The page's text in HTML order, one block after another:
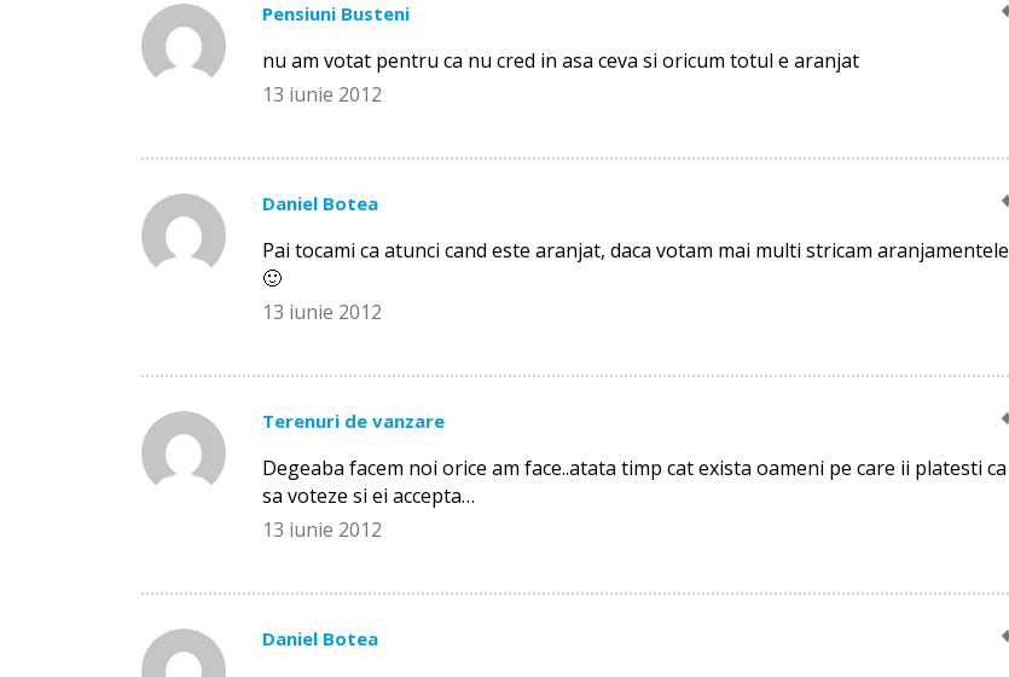
Pensiuni Busteni
nu am votat pentru ca nu cred in asa ceva si oricum totul e aranjat
13 iunie 2012
Daniel Botea
Pai tocami ca atunci cand este aranjat, daca votam mai multi stricam aranjamentele
🙂
13 iunie 2012
Terenuri de vanzare
Degeaba facem noi orice am face..atata timp cat exista oameni pe care ii platesti ca
sa voteze si ei accepta…
13 iunie 2012
Daniel Botea